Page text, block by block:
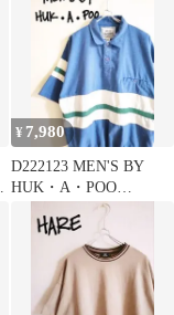
¥ 7,980
D222123 MEN'S BY
HUK・A・POO
DESIGN SHIRT